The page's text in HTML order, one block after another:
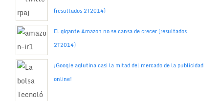
(resultados 2T2014)
El gigante Amazon no se cansa de crecer (resultados
2T2014)
¡Google aglutina casi la mitad del mercado de la publicidad
online!